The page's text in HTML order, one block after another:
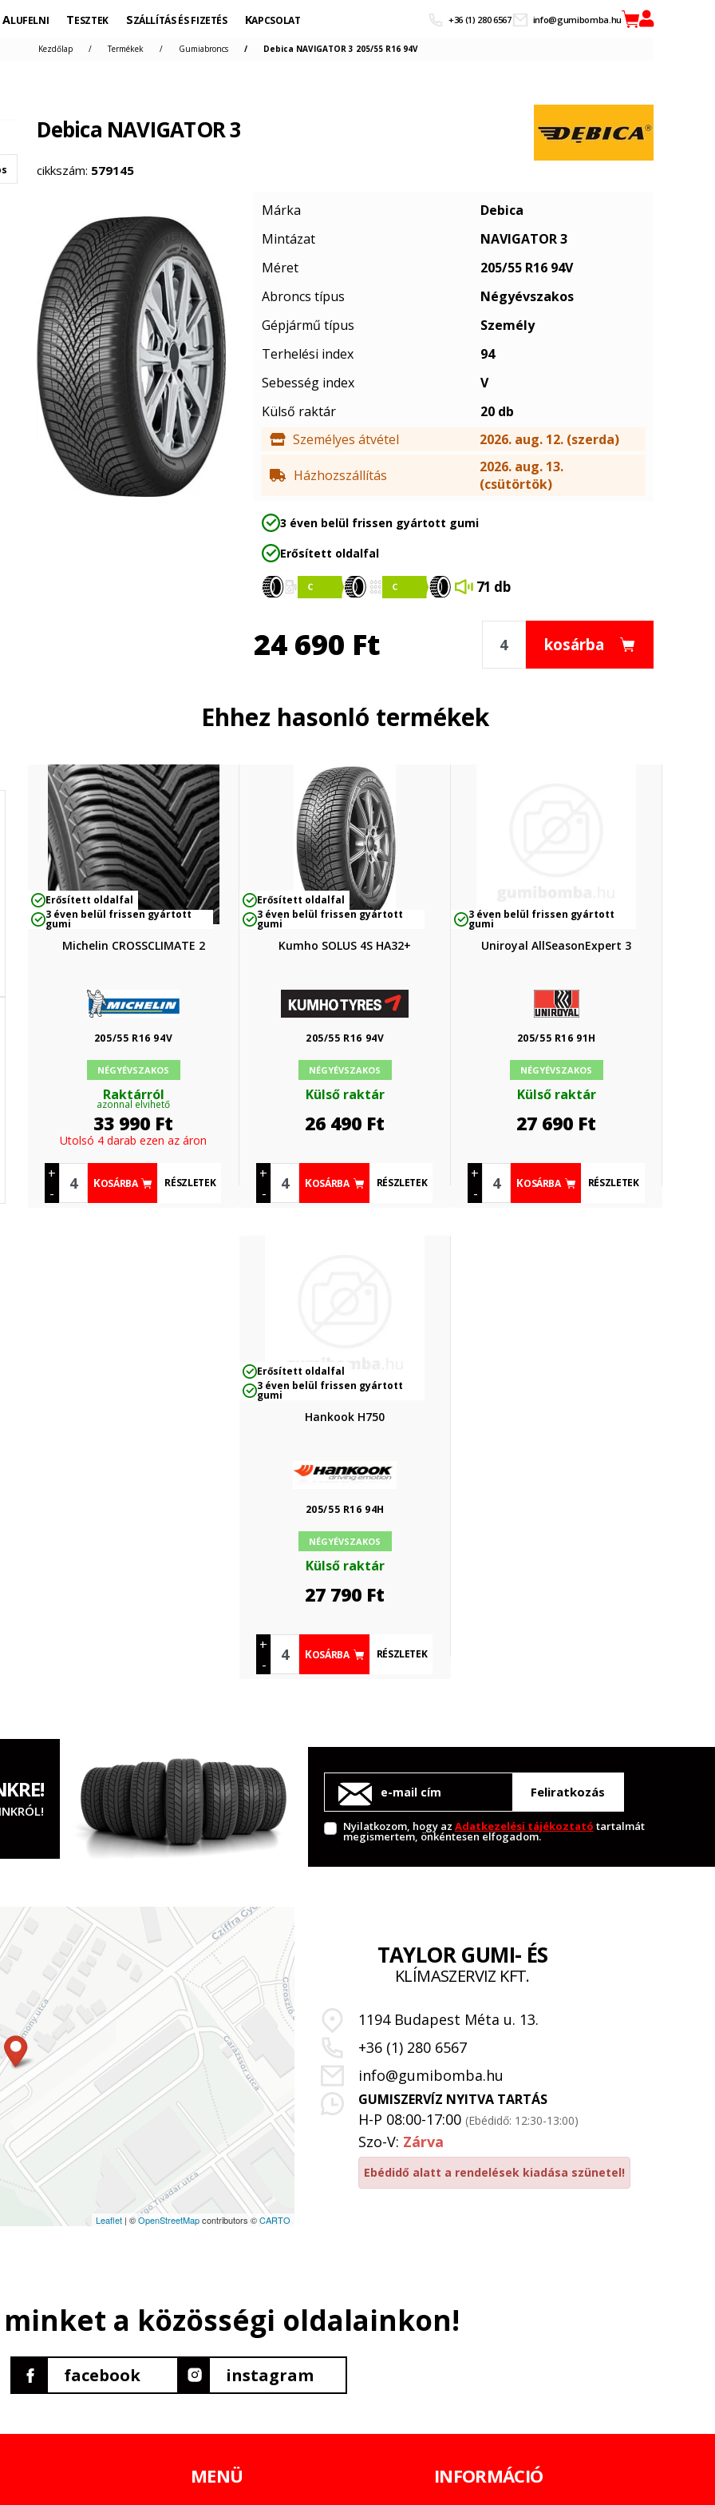
ALUFELNI TESZTEK SZÁLLÍTÁS ÉS FIZETÉS KAPCSOLAT +36 (1) 280 6567 info@gumibomba.hu
Kezdőlap Termékek Gumiabroncs Debica NAVIGATOR 3 205/55 R16 94V
Debica NAVIGATOR 3
cikkszám: 579145
Márka
Debica
Mintázat
NAVIGATOR 3
Méret
205/55 R16 94V
Abroncs típus
Négyévszakos
Gépjármű típus
Személy
Terhelési index
94
Sebesség index
V
Külső raktár
20 db
Személyes átvétel
2026. aug. 12. (szerda)
Házhozszállítás
2026. aug. 13.
(csütörtök)
3 éven belül frissen gyártott gumi
Erősített oldalfal
71 db
24 690 Ft kosárba
Ehhez hasonló termékek
Erősített oldalfal
3 éven belül frissen gyártott
gumi
Michelin CROSSCLIMATE 2
205/55 R16 94V
NÉGYÉVSZAKOS
Raktárról
azonnal elvihető
33 990 Ft
Utolsó 4 darab ezen az áron
+
-
KOSÁRBA RÉSZLETEK
Erősített oldalfal
3 éven belül frissen gyártott
gumi
Kumho SOLUS 4S HA32+
205/55 R16 94V
NÉGYÉVSZAKOS
Külső raktár
26 490 Ft
+
-
KOSÁRBA RÉSZLETEK
3 éven belül frissen gyártott
gumi
Uniroyal AllSeasonExpert 3
205/55 R16 91H
NÉGYÉVSZAKOS
Külső raktár
27 690 Ft
+
-
KOSÁRBA RÉSZLETEK
Erősített oldalfal
3 éven belül frissen gyártott
gumi
Hankook H750
205/55 R16 94H
NÉGYÉVSZAKOS
Külső raktár
27 790 Ft
+
-
KOSÁRBA RÉSZLETEK
Feliratkozás
Nyilatkozom, hogy az Adatkezelési tájékoztató tartalmát
megismertem, önkéntesen elfogadom.
Leaflet | ©OpenStreetMapcontributors ©CARTO
TAYLOR GUMI- ÉS
KLÍMASZERVIZ KFT.
1194 Budapest Méta u. 13.
+36 (1) 280 6567
info@gumibomba.hu
GUMISZERVÍZ NYITVA TARTÁS
H-P 08:00-17:00 (Ebédidő: 12:30-13:00)
Szo-V: Zárva
Ebédidő alatt a rendelések kiadása szünetel!
minket a közösségi oldalainkon!
facebook instagram
MENÜ INFORMÁCIÓ